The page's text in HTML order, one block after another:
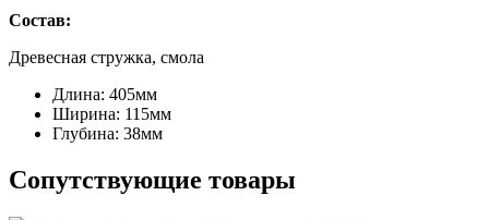
Состав:
Древесная стружка, смола
Длина: 405мм
Ширина: 115мм
Глубина: 38мм
Сопутствующие товары